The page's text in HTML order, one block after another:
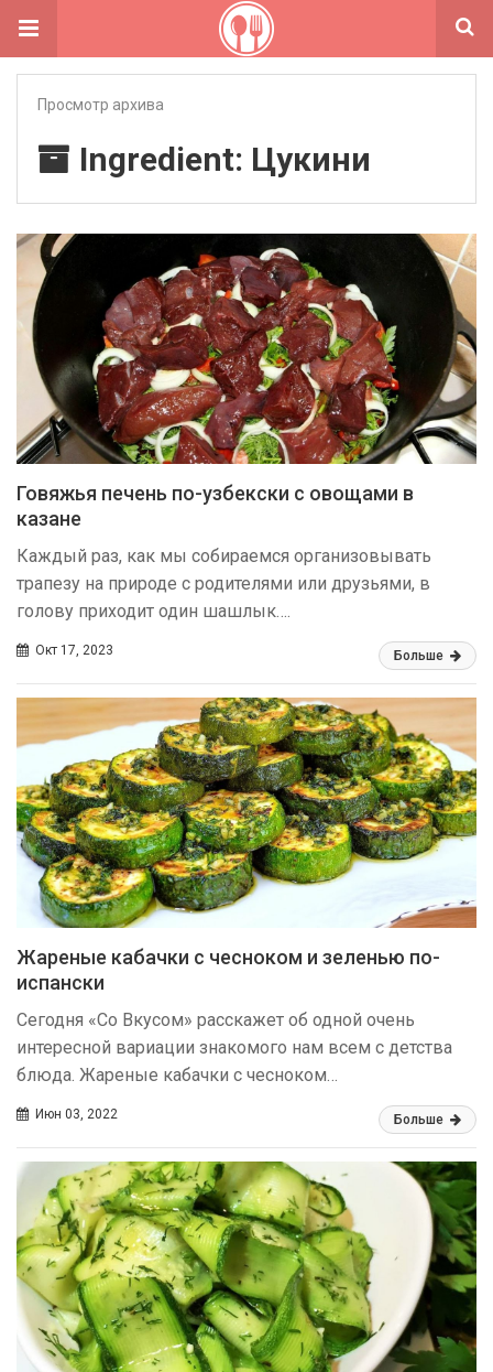
Просмотр архива
Ingredient: Цукини
Говяжья печень по-узбекски с овощами в
казане
Каждый раз, как мы собираемся организовывать
трапезу на природе с родителями или друзьями, в
голову приходит один шашлык….
Окт 17, 2023 Больше
Жареные кабачки с чесноком и зеленью по-
испански
Сегодня «Со Вкусом» расскажет об одной очень
интересной вариации знакомого нам всем с детства
блюда. Жареные кабачки с чесноком…
Июн 03, 2022 Больше